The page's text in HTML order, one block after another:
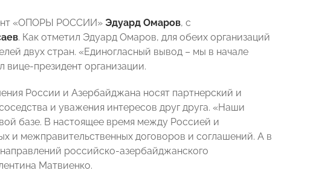
«ОПОРЫ РОССИИ» Эдуард Омаров, с
. Как отметил Эдуард Омаров, для обеих организаций
двух стран. «Единогласный вывод – мы в начале
вице-президент организации.
России и Азербайджана носят партнерский и
и уважения интересов друг друга. «Наши
базе. В настоящее время между Россией и
и межправительственных договоров и соглашений. А в
российско-азербайджанского
Матвиенко.